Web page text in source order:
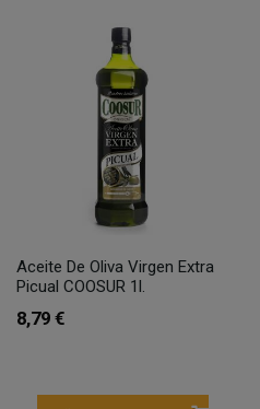
Aceite De Oliva Virgen Extra
Picual COOSUR 1l.
8,79 €